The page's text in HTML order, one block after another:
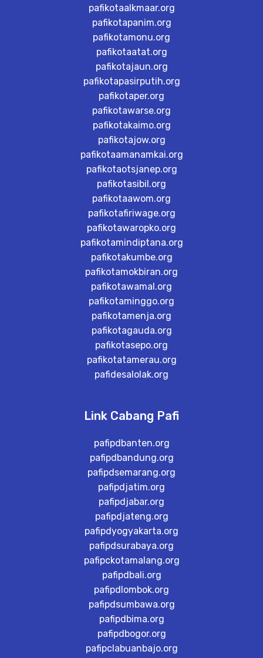
pafikotaalkmaar.org
pafikotapanim.org
pafikotamonu.org
pafikotaatat.org
pafikotajaun.org
pafikotapasirputih.org
pafikotaper.org
pafikotawarse.org
pafikotakaimo.org
pafikotajow.org
pafikotaamanamkai.org
pafikotaotsjanep.org
pafikotasibil.org
pafikotaawom.org
pafikotafiriwage.org
pafikotawaropko.org
pafikotamindiptana.org
pafikotakumbe.org
pafikotamokbiran.org
pafikotawamal.org
pafikotaminggo.org
pafikotamenja.org
pafikotagauda.org
pafikotasepo.org
pafikotatamerau.org
pafidesalolak.org
Link Cabang Pafi
pafipdbanten.org
pafipdbandung.org
pafipdsemarang.org
pafipdjatim.org
pafipdjabar.org
pafipdjateng.org
pafipdyogyakarta.org
pafipdsurabaya.org
pafipckotamalang.org
pafipdbali.org
pafipdlombok.org
pafipdsumbawa.org
pafipdbima.org
pafipdbogor.org
pafipclabuanbajo.org